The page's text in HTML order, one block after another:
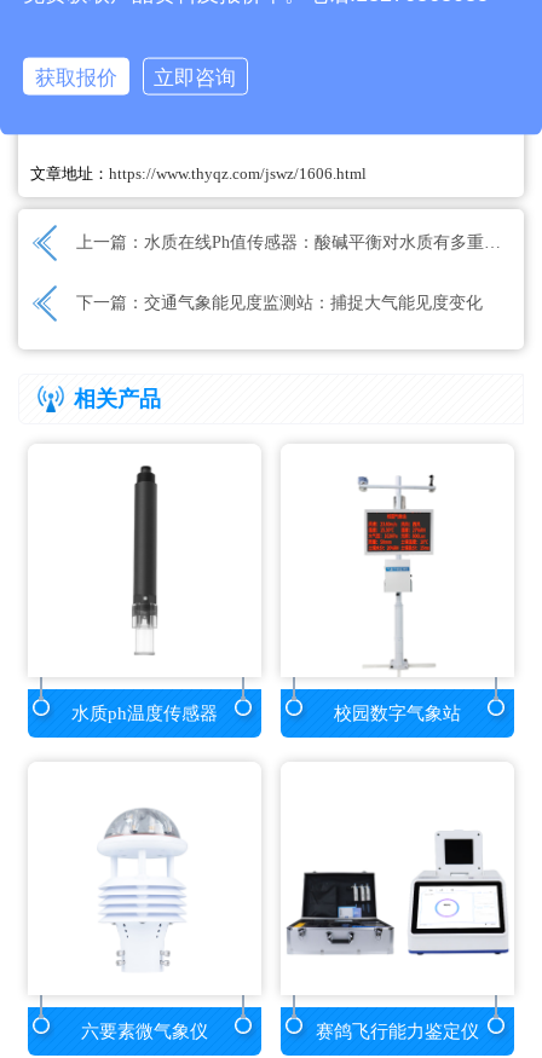
文章地址： https://www.thyqz.com/jswz/1606.html
上一篇： 水质在线Ph值传感器：酸碱平衡对水质有多重要？
下一篇： 交通气象能见度监测站：捕捉大气能见度变化
相关产品
水质ph温度传感器 校园数字气象站
六要素微气象仪 赛鸽飞行能力鉴定仪
获取报价 立即咨询